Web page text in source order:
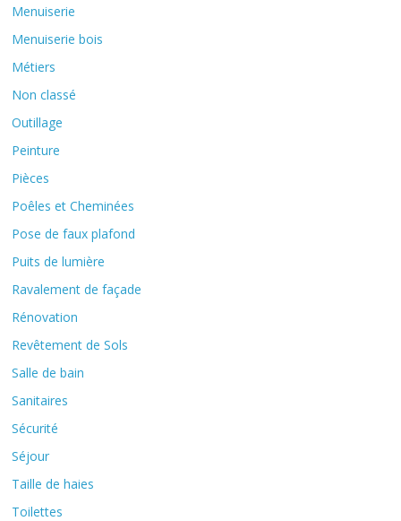
Menuiserie
Menuiserie bois
Métiers
Non classé
Outillage
Peinture
Pièces
Poêles et Cheminées
Pose de faux plafond
Puits de lumière
Ravalement de façade
Rénovation
Revêtement de Sols
Salle de bain
Sanitaires
Sécurité
Séjour
Taille de haies
Toilettes